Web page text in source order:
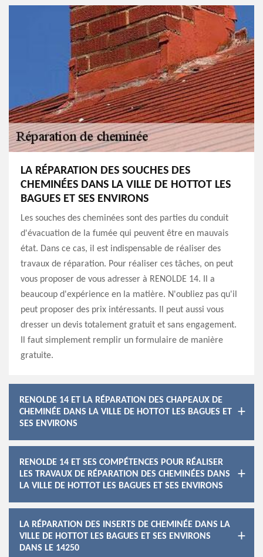
LA RÉPARATION DES SOUCHES DES
CHEMINÉES DANS LA VILLE DE HOTTOT LES
BAGUES ET SES ENVIRONS
Les souches des cheminées sont des parties du conduit
d'évacuation de la fumée qui peuvent être en mauvais
état. Dans ce cas, il est indispensable de réaliser des
travaux de réparation. Pour réaliser ces tâches, on peut
vous proposer de vous adresser à RENOLDE 14. Il a
beaucoup d'expérience en la matière. N'oubliez pas qu'il
peut proposer des prix intéressants. Il peut aussi vous
dresser un devis totalement gratuit et sans engagement.
Il faut simplement remplir un formulaire de manière
gratuite.
RENOLDE 14 ET LA RÉPARATION DES CHAPEAUX DE
CHEMINÉE DANS LA VILLE DE HOTTOT LES BAGUES ET
SES ENVIRONS
RENOLDE 14 ET SES COMPÉTENCES POUR RÉALISER
LES TRAVAUX DE RÉPARATION DES CHEMINÉES DANS
LA VILLE DE HOTTOT LES BAGUES ET SES ENVIRONS
LA RÉPARATION DES INSERTS DE CHEMINÉE DANS LA
VILLE DE HOTTOT LES BAGUES ET SES ENVIRONS
DANS LE 14250